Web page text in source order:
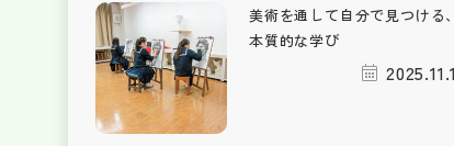
美術を通して自分で見つける、
本質的な学び